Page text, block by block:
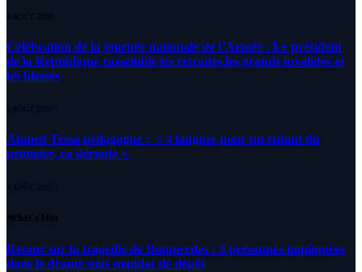
8 AOÛT 2026
Célébration de la journée nationale de l’Armée : Le président
de la République rassemble les retraités,les grands invalides et
les blessés
5 AOÛT 2026
Ahmed Tessa pédagogue : » 4 langues pour un enfant du
primaire, ça déroute «
4 AOÛT 2026
What's Hot
Retour sur la tragédie de Boumerdes : 3 personnes impliquées
dans le drame sous mandat de dépôt